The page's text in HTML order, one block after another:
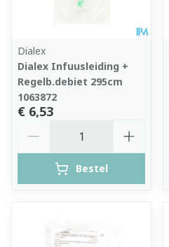
Dialex
Dialex Infuusleiding +
Regelb.debiet 295cm
1063872
€ 6,53
Bestel